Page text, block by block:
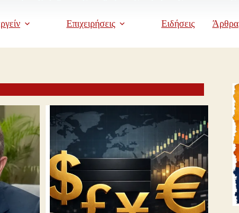
Επιχειρήσεις Ειδήσεις Άρθρα